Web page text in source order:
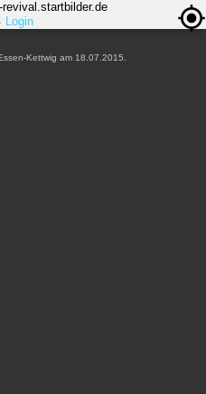
Login
Kettwig am 18.07.2015.